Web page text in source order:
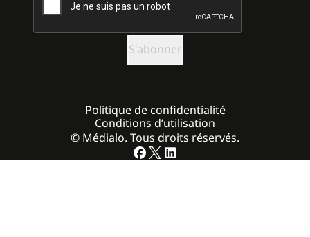
© Médialo. Tous droits réservés.
Politique de confidentialité
Conditions d’utilisation